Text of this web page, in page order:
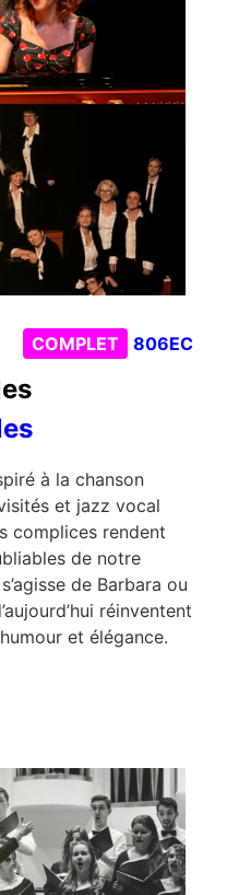
COMPLET 806EC
à la chanson
et jazz vocal
complices rendent
de notre
de Barbara ou
réinventent
et élégance.